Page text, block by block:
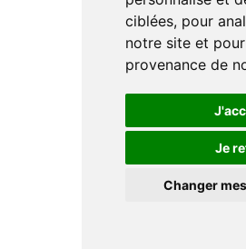
ciblées, pour
notre site et
provenance de
Je
Changer